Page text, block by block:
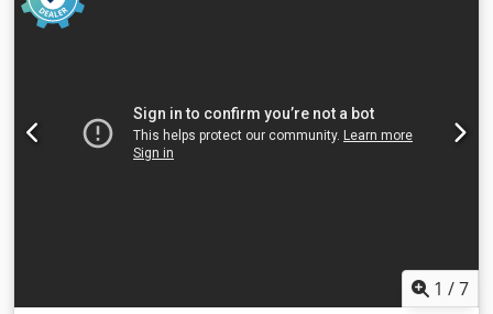
1 /7